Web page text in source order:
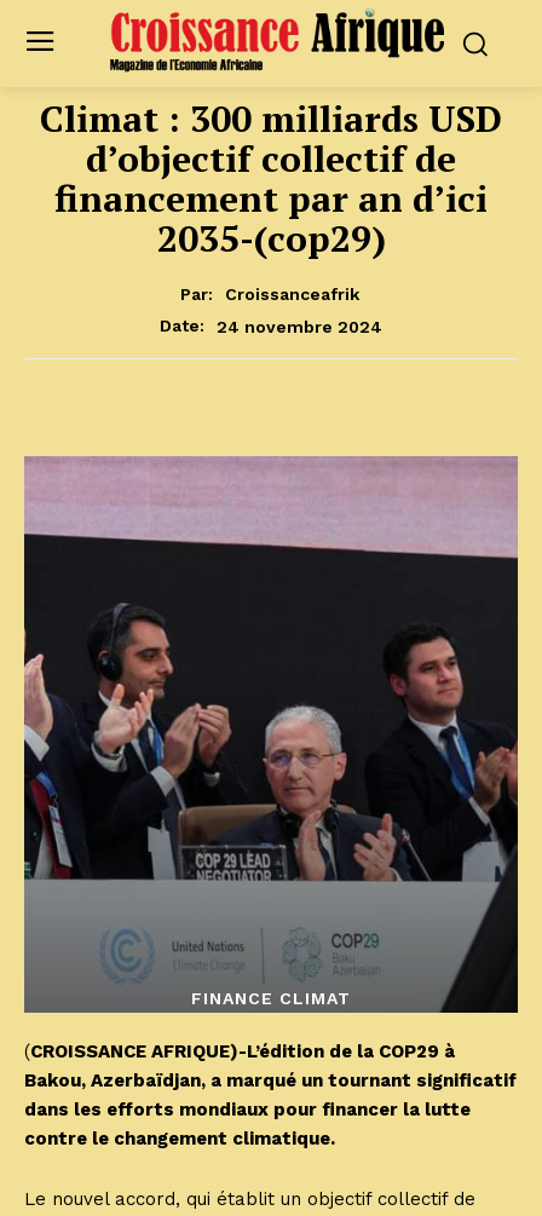
Climat : 300 milliards USD
d’objectif collectif de
financement par an d’ici
2035-(cop29)
Par:
Croissanceafrik
Date:
24 novembre 2024
FINANCE CLIMAT
(CROISSANCE AFRIQUE)-L’édition de la COP29 à
Bakou, Azerbaïdjan, a marqué un tournant significatif
dans les efforts mondiaux pour financer la lutte
contre le changement climatique.
Le nouvel accord, qui établit un objectif collectif de